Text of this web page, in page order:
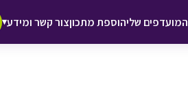
המועדפים שליהוספת מתכוןצור קשר ומידע▾
♥ הוספה